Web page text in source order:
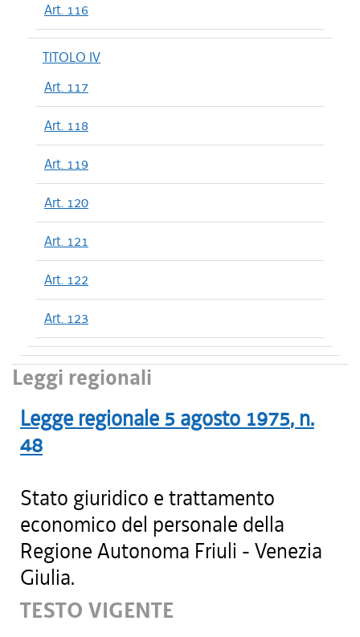
Art. 116
TITOLO IV
Art. 117
Art. 118
Art. 119
Art. 120
Art. 121
Art. 122
Art. 123
Leggi regionali
Legge regionale 5 agosto 1975, n.
48
Stato giuridico e trattamento
economico del personale della
Regione Autonoma Friuli - Venezia
Giulia.
TESTO VIGENTE